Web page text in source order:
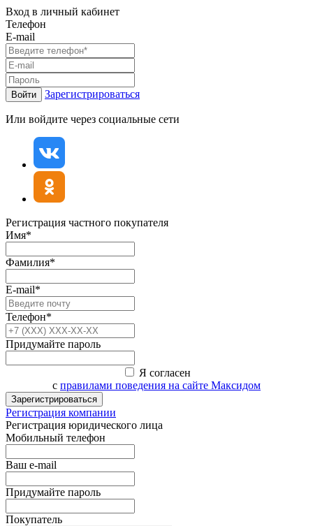
Вход в личный кабинет
Телефон
E-mail
Войти Зарегистрироваться
Или войдите через социальные сети
Регистрация частного покупателя
Имя*
Фамилия*
E-mail*
Телефон*
Придумайте пароль
Я согласен
с правилами поведения на сайте Максидом
Зарегистрироваться
Регистрация компании
Регистрация юридического лица
Мобильный телефон
Ваш e-mail
Придумайте пароль
Покупатель